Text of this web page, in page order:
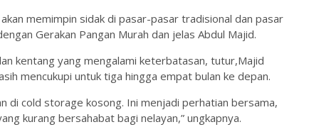
memimpin sidak di pasar-pasar tradisional dan pasar
Gerakan Pangan Murah dan jelas Abdul Majid.
kentang yang mengalami keterbatasan, tutur,Majid
mencukupi untuk tiga hingga empat bulan ke depan.
di cold storage kosong. Ini menjadi perhatian bersama,
kurang bersahabat bagi nelayan,” ungkapnya.